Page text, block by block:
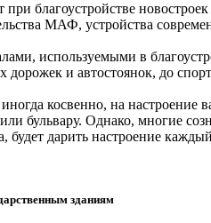
благоустройстве
МАФ, устройства
используемыми в
и автостоянок, до
косвенно, на
бульвару. Однако, многие
дарить настроение
зданиям